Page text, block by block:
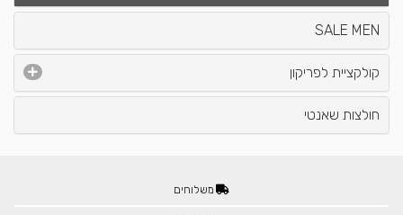
SALE MEN
קולקציית לפריקון
חולצות שאנטי
משלוחים